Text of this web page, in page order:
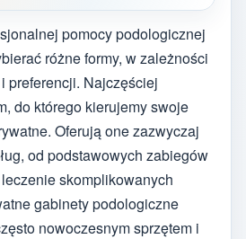
pomocy podologicznej
różne formy, w zależności
preferencji. Najczęściej
do którego kierujemy swoje
Oferują one zazwyczaj
od podstawowych zabiegów
skomplikowanych
gabinety podologiczne
nowoczesnym sprzętem i